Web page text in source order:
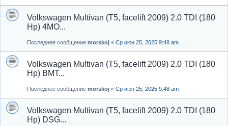
Volkswagen Multivan (T5, facelift 2009) 2.0 TDI (180
Hp) 4MO...
Последнее сообщение morskoj « Ср июн 25, 2025 9:48 am
Volkswagen Multivan (T5, facelift 2009) 2.0 TDI (180
Hp) BMT...
Последнее сообщение morskoj « Ср июн 25, 2025 9:48 am
Volkswagen Multivan (T5, facelift 2009) 2.0 TDI (180
Hp) DSG...